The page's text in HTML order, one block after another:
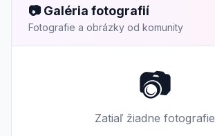
📷 Galéria fotografií
Fotografie a obrázky od komunity
📷
Zatiaľ žiadne fotografie